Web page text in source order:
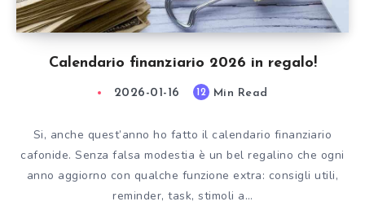
Calendario finanziario 2026 in regalo!
2026-01-16 12 Min Read
Si, anche quest’anno ho fatto il calendario finanziario
cafonide. Senza falsa modestia è un bel regalino che ogni
anno aggiorno con qualche funzione extra: consigli utili,
reminder, task, stimoli a…